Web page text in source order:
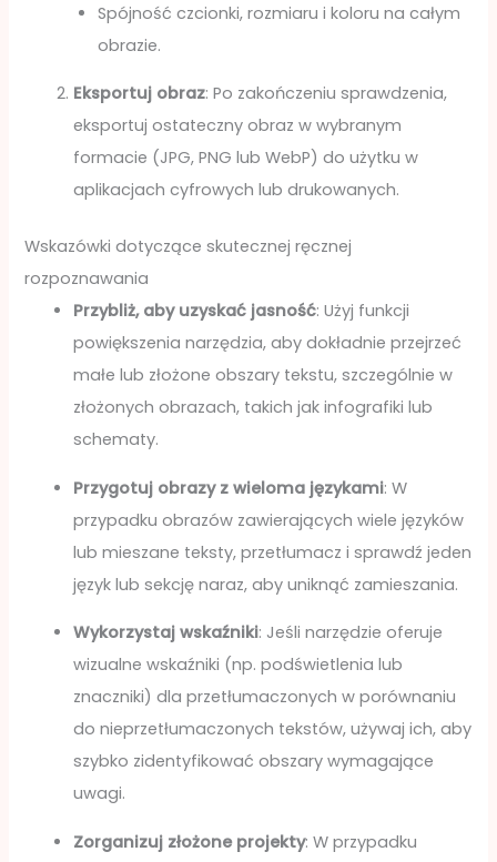
Spójność czcionki, rozmiaru i koloru na całym
obrazie.
Eksportuj obraz: Po zakończeniu sprawdzenia,
eksportuj ostateczny obraz w wybranym
formacie (JPG, PNG lub WebP) do użytku w
aplikacjach cyfrowych lub drukowanych.
Wskazówki dotyczące skutecznej ręcznej
rozpoznawania
Przybliż, aby uzyskać jasność: Użyj funkcji
powiększenia narzędzia, aby dokładnie przejrzeć
małe lub złożone obszary tekstu, szczególnie w
złożonych obrazach, takich jak infografiki lub
schematy.
Przygotuj obrazy z wieloma językami: W
przypadku obrazów zawierających wiele języków
lub mieszane teksty, przetłumacz i sprawdź jeden
język lub sekcję naraz, aby uniknąć zamieszania.
Wykorzystaj wskaźniki: Jeśli narzędzie oferuje
wizualne wskaźniki (np. podświetlenia lub
znaczniki) dla przetłumaczonych w porównaniu
do nieprzetłumaczonych tekstów, używaj ich, aby
szybko zidentyfikować obszary wymagające
uwagi.
Zorganizuj złożone projekty: W przypadku